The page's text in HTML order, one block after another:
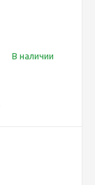
В наличии